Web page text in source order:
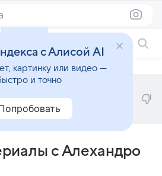
с Алехандро
с Алисой AI
картинку или видео —
и точно